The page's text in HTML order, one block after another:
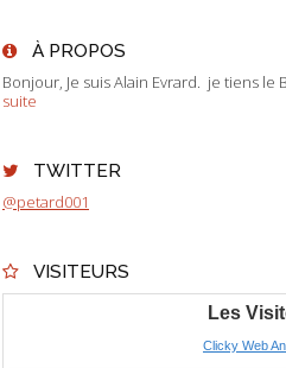
À PROPOS
Bonjour, Je suis Alain Evrard. je tiens le
suite
TWITTER
@petard001
VISITEURS